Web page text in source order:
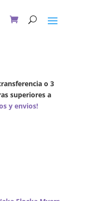
o 3
superiores a
y envios!